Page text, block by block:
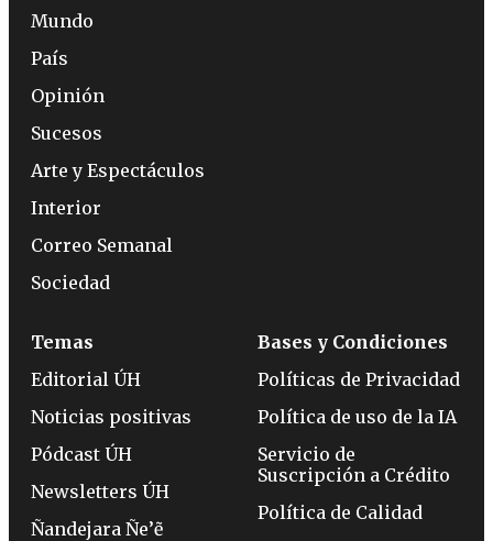
Mundo
País
Opinión
Sucesos
Arte y Espectáculos
Interior
Correo Semanal
Sociedad
Temas
Editorial ÚH
Noticias positivas
Pódcast ÚH
Newsletters ÚH
Ñandejara Ñe’ẽ
Bases y Condiciones
Políticas de Privacidad
Política de uso de la IA
Servicio de
Suscripción a Crédito
Política de Calidad